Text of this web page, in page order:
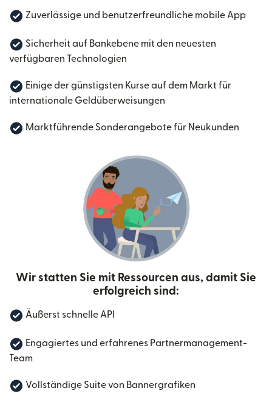
Zuverlässige und benutzerfreundliche mobile App
Sicherheit auf Bankebene mit den neuesten
verfügbaren Technologien
Einige der günstigsten Kurse auf dem Markt für
internationale Geldüberweisungen
Marktführende Sonderangebote für Neukunden
Wir statten Sie mit Ressourcen aus, damit Sie
erfolgreich sind:
Äußerst schnelle API
Engagiertes und erfahrenes Partnermanagement-
Team
Vollständige Suite von Bannergrafiken